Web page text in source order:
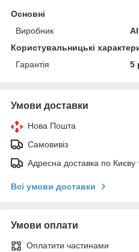
Основні
Виробник
Користувальницькі
Гарантія
5
Умови доставки
Нова Пошта
Самовивіз
Адресна доставка по Києву
Всі умови доставки
Умови оплати
Оплатити частинами